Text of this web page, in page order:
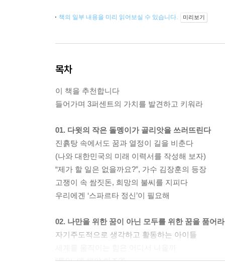
책의 일부 내용을 미리 읽어보실 수 있습니다. 미리보기
목차
이 책을 추천합니다
들어가며 3퍼센트의 가치를 발견하고 키워라
01. 다윗의 작은 돌멩이가 골리앗을 쓰러뜨린다
진흙탕 속에서도 꿈과 열정이 길을 비춘다
(나와 대한민국의 미래 이력서를 작성해 보자)
“제가 할 일은 없을까요?”, 가수 김장훈의 등장
고쟁이 속 쌈짓돈, 희망의 불씨를 지피다
우리에겐 ‘스파르타 정신’이 필요해
02. 나만을 위한 꿈이 아닌 모두를 위한 꿈을 품어라
자기주도적으로 생각하고 활동하는 아이들
“통일, 왜 해야 하죠?”